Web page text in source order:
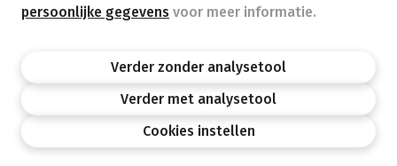
Privacy policy
Wettelijke vermeldingen
Disclaimer
©APB
design by
persoonlijke gegevens voor meer informatie.
Verder zonder analysetool
Verder met analysetool
Cookies instellen